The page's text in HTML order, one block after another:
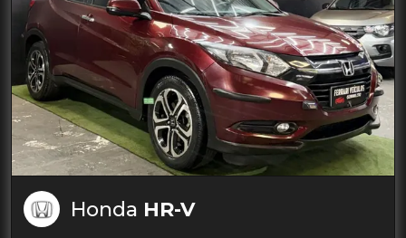
Honda HR-V